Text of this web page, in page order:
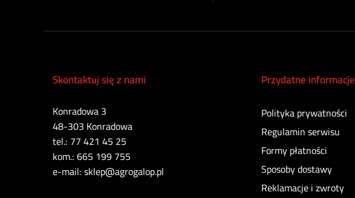
Skontaktuj się z nami
Konradowa 3
48-303 Konradowa
tel.: 77 421 45 25
kom.: 665 199 755
e-mail: sklep@agrogalop.pl
Przydatne informacje
Polityka prywatności
Regulamin serwisu
Formy płatności
Sposoby dostawy
Reklamacje i zwroty